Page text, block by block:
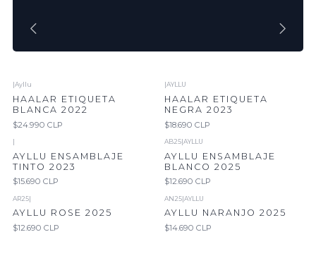
|Ayllu
HAALAR ETIQUETA
BLANCA 2022
$24.990 CLP
|AYLLU
HAALAR ETIQUETA
NEGRA 2023
$18.690 CLP
|
AYLLU ENSAMBLAJE
TINTO 2023
$15.690 CLP
AB25|AYLLU
AYLLU ENSAMBLAJE
BLANCO 2025
$12.690 CLP
AR25|
AYLLU ROSE 2025
$12.690 CLP
AN25|AYLLU
AYLLU NARANJO 2025
$14.690 CLP